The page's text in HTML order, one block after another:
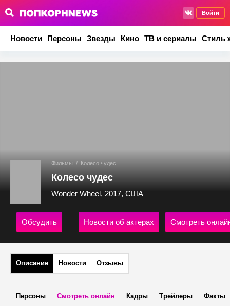
Войти
Новости Персоны Звезды Кино ТВ и сериалы Стиль
Фильмы / Колесо чудес
Колесо чудес
Wonder Wheel, 2017, США
Обсудить Новости об актерах Смотреть
Описание Новости Отзывы
Персоны Смотреть онлайн Кадры Трейлеры Факты